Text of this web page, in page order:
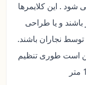
شود . این کلایمرها
و یا طراحی
نجاران باشند.
است طوری تنظیم